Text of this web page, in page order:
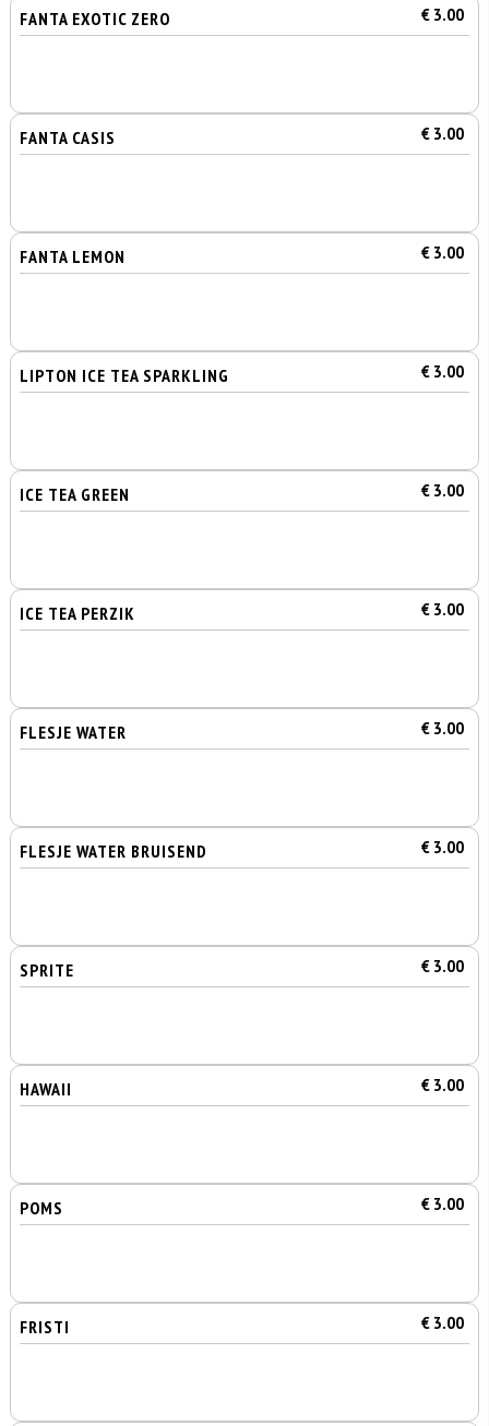
FANTA EXOTIC ZERO € 3.00
FANTA CASIS € 3.00
FANTA LEMON € 3.00
LIPTON ICE TEA SPARKLING € 3.00
ICE TEA GREEN € 3.00
ICE TEA PERZIK € 3.00
FLESJE WATER € 3.00
FLESJE WATER BRUISEND € 3.00
SPRITE € 3.00
HAWAII € 3.00
POMS € 3.00
FRISTI € 3.00